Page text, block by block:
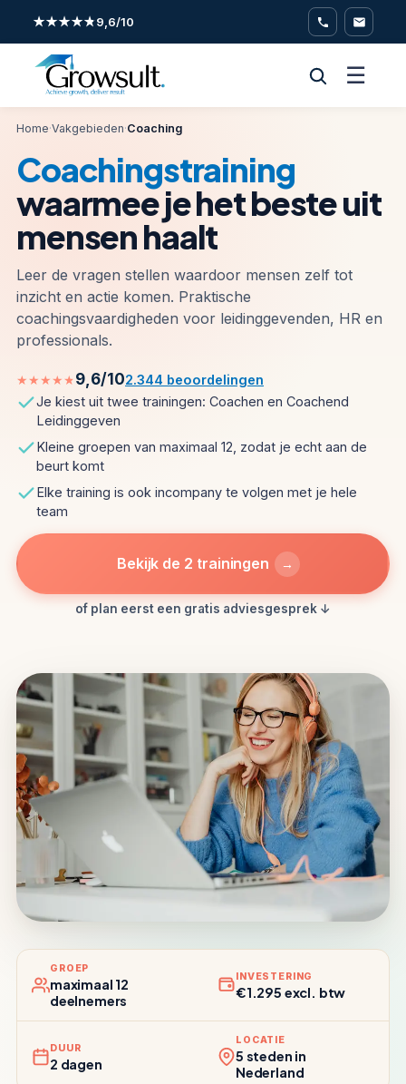
★★★★★9,6/10
☰
Home·Vakgebieden·Coaching
Coachingstraining
waarmee je het beste uit
mensen haalt
Leer de vragen stellen waardoor mensen zelf tot
inzicht en actie komen. Praktische
coachingsvaardigheden voor leidinggevenden, HR en
professionals.
★★★★★ 9,6/102.344 beoordelingen
Je kiest uit twee trainingen: Coachen en Coachend
Leidinggeven
Kleine groepen van maximaal 12, zodat je echt aan de
beurt komt
Elke training is ook incompany te volgen met je hele
team
Bekijk de 2 trainingen →
of plan eerst een gratis adviesgesprek ↓
GROEP
maximaal 12
deelnemers
INVESTERING
€1.295 excl. btw
DUUR
2 dagen
LOCATIE
5 steden in
Nederland